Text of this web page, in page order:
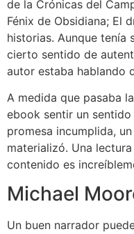
de la Crónicas del
Fénix de Obsidiana; El
historias. Aunque tenía
cierto sentido de
autor estaba hablando
A medida que pasaba
ebook sentir un
promesa incumplida,
materializó. Una
contenido es
Michael
Un buen narrador